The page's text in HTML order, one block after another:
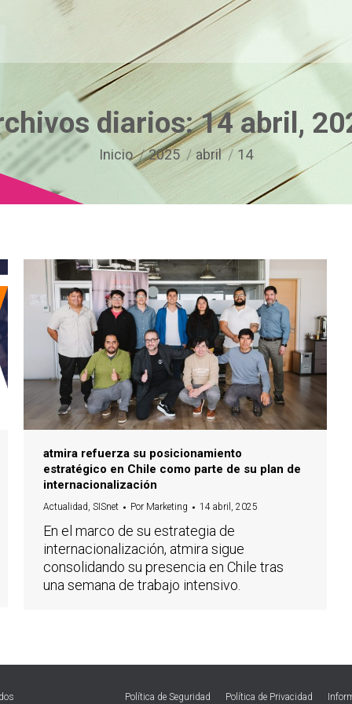
diarios:14 abril,
Estás aquí:
Inicio 2025 abril 14
atmira refuerza su posicionamiento
estratégico en Chile como parte de su plan de
internacionalización
Actualidad, SISnet Por Marketing 14 abril, 2025
En el marco de su estrategia de
internacionalización, atmira sigue
consolidando su presencia en Chile tras
una semana de trabajo intensivo.
Política de Seguridad Política de Privacidad